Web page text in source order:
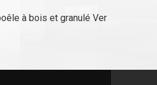
à bois et granulé Ver